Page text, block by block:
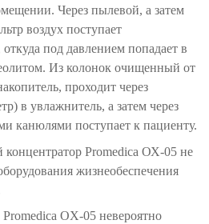
Через пылевой, а затем
воздух поступает
под давлением попадает в
Из колонок очищенный от
проходит через
в увлажнитель, а затем через
канюлями поступает к пациенту.
Promedica ОХ-05 не
жизнеобеспечения
OX-05 невероятно